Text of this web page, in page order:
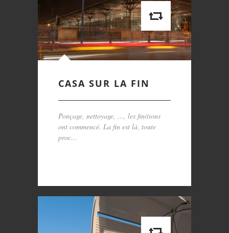
CASA SUR LA FIN
Ponçage, nettoyage, …, les finitions
ont commencé. La fin est là, toute
proc...